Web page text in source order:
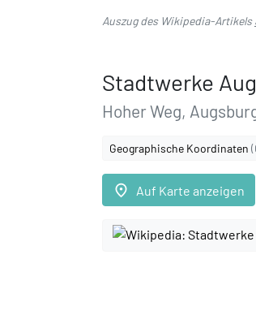
Auszug des Wikipedia-Artikels
Stadtwerke
Hoher Weg,
Geographische Koordinaten
place Auf Karte anzeigen